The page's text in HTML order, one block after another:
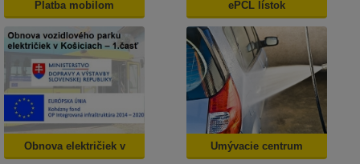
Platba mobilom ePCL lístok
Obnova električiek v Umývacie centrum